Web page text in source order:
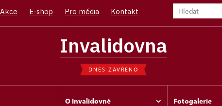
Akce E-shop Pro média Kontakt
Invalidovna
DNES ZAVŘENO
O Invalidovně Fotogalerie